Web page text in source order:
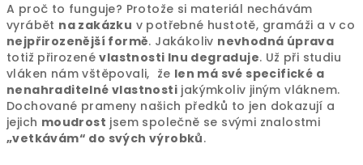
A proč to funguje? Protože si materiál nechávám
vyrábět na zakázku v potřebné hustotě, gramáži a v co
nejpřirozenější formě. Jakákoliv nevhodná úprava
totiž přirozenévlastnosti lnu degraduje. Už při studiu
vláken nám vštěpovali, že len má své specifické a
nenahraditelné vlastnosti jakýmkoliv jiným vláknem.
Dochované prameny našich předků to jen dokazují a
jejich moudrost jsem společně se svými znalostmi
„vetkávám“ do svých výrobků.